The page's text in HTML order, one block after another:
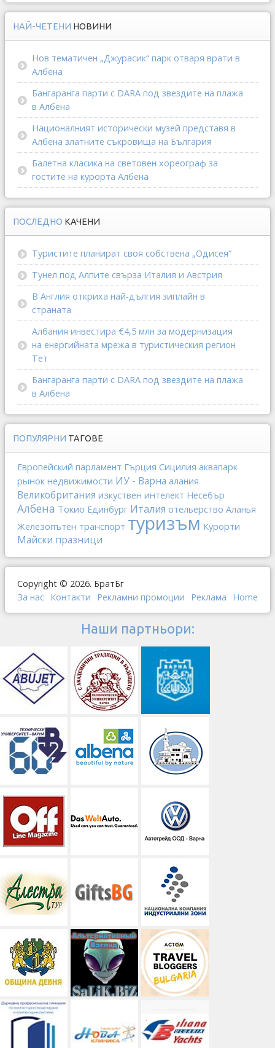
НАЙ-ЧЕТЕНИ НОВИНИ
Нов тематичен „Джурасик“ парк отваря врати в
Албена
Бангаранга парти с DARA под звездите на плажа
в Албена
Националният исторически музей представя в
Албена златните съкровища на България
Балетна класика на световен хореограф за
гостите на курорта Албена
ПОСЛЕДНО КАЧЕНИ
Туристите планират своя собствена „Одисея“
Тунел под Алпите свърза Италия и Австрия
В Англия откриха най-дългия зиплайн в
страната
Албания инвестира €4,5 млн за модернизация
на енергийната мрежа в туристическия регион
Тет
Бангаранга парти с DARA под звездите на плажа
в Албена
ПОПУЛЯРНИ ТАГОВЕ
Европейский парламент Гърция Сицилия аквапарк
рынок недвижимости ИУ - Варна алания
Великобритания изкуствен интелект Несебър
Албена Токио Единбург Италия отельерство Аланья
Железопътен транспорт туризъм Курорти
Майски празници
Copyright © 2026. БратБг
За нас Контакти Рекламни промоции Реклама Home
Наши партньори: